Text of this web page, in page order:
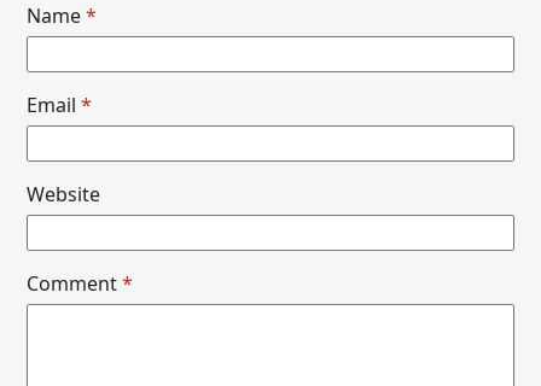
Name*
Email*
Website
Comment*